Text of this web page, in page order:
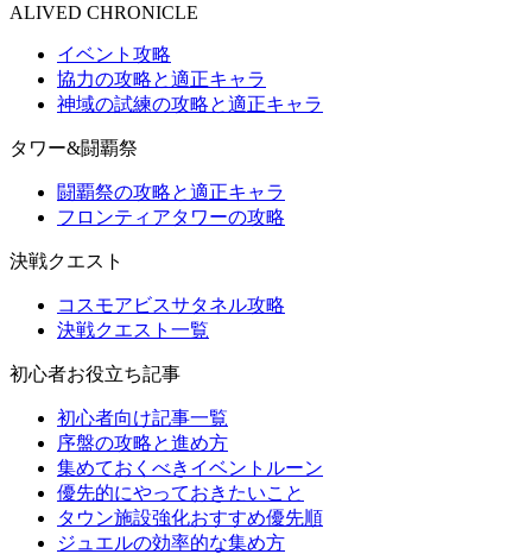
ALIVED CHRONICLE
イベント攻略
協力の攻略と適正キャラ
神域の試練の攻略と適正キャラ
タワー&闘覇祭
闘覇祭の攻略と適正キャラ
フロンティアタワーの攻略
決戦クエスト
コスモアビスサタネル攻略
決戦クエスト一覧
初心者お役立ち記事
初心者向け記事一覧
序盤の攻略と進め方
集めておくべきイベントルーン
優先的にやっておきたいこと
タウン施設強化おすすめ優先順
ジュエルの効率的な集め方